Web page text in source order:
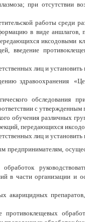
при отсутствии
работы среди
в виде аншлагов,
иксодовыми
введение
лиц и установить
здравоохранения
обследования
с
обучения различных
передающихся
лиц и установить
предпринимателям,
в части организации и
акарицидных
противоклещевых